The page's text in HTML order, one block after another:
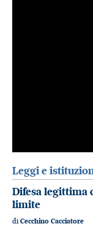
Leggi e
Difesa legittima
limite
di Cecchino Cacciatore